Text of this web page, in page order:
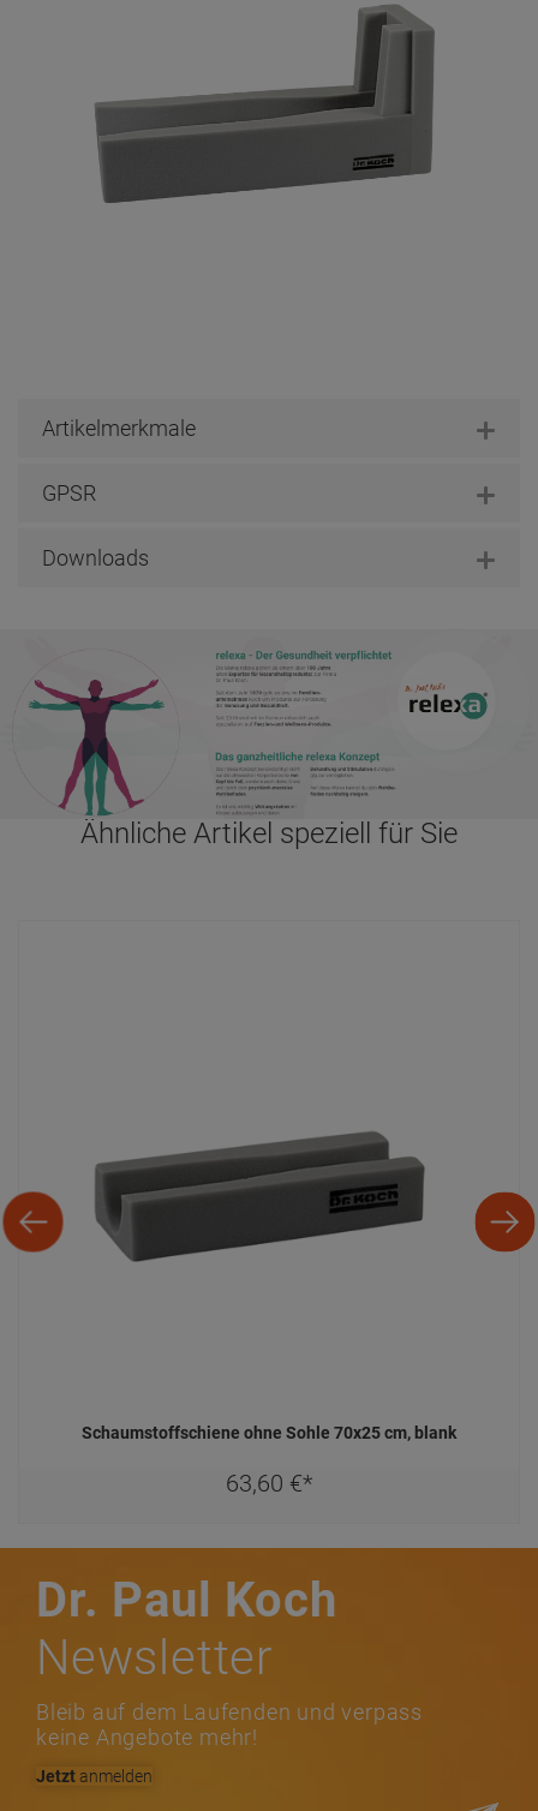
Artikelmerkmale
GPSR
Downloads
Ähnliche Artikel speziell für Sie
Schaumstoffschiene ohne Sohle 70x25 cm, blank
63,60 €*
Dr. Paul Koch
Newsletter
Bleib auf dem Laufenden und verpass
keine Angebote mehr!
Jetztanmelden